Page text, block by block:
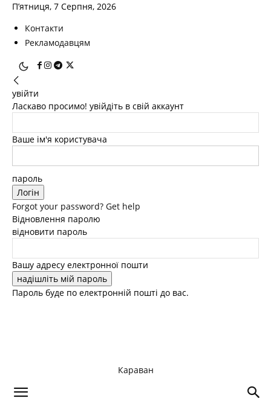
П’ятниця, 7 Серпня, 2026
Контакти
Рекламодавцям
увійти
Ласкаво просимо! увійдіть в свій аккаунт
Ваше ім'я користувача
пароль
Forgot your password? Get help
Відновлення паролю
відновити пароль
Вашу адресу електронної пошти
Пароль буде по електронній пошті до вас.
Караван